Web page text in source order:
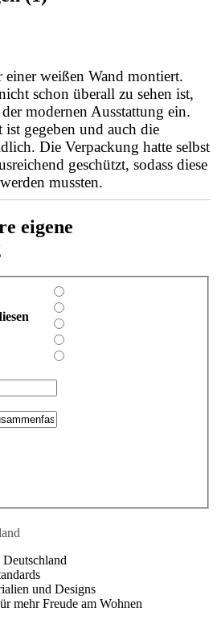
weißen Wand montiert.
schon überall zu sehen ist,
modernen Ausstattung ein.
gegeben und auch die
Die Verpackung hatte selbst
geschützt, sodass diese
mussten.
eigene
und Designs
mehr Freude am Wohnen